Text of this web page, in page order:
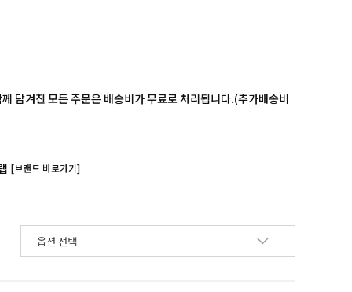
담겨진 모든 주문은 배송비가 무료로 처리됩니다.(추가배송비
[브랜드 바로가기]